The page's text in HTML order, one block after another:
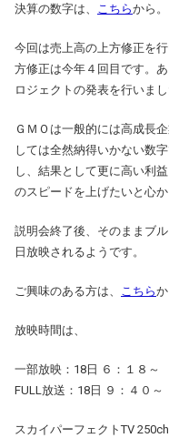
決算の数字は、 こちらから。
今回は売上高の上方修正を
方修正は今年４回目です。
ロジェクトの発表を行いまし
ＧＭＯは一般的には高成長
しては全然納得いかない数
し、結果として更に高い利
のスピードを上げたいと心か
説明会終了後、そのままブ
日放映されるようです。
ご興味のある方は、 こちら
放映時間は、
一部放映：18日 ６：１８～
FULL放送：18日 ９：４０～
スカイパーフェクトTV